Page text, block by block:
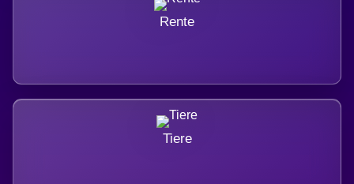
Rente
Tiere